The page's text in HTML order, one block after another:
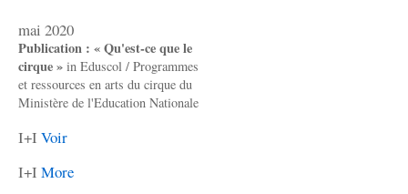
mai 2020
Publication : « Qu'est-ce que le
cirque » in Eduscol / Programmes
et ressources en arts du cirque du
Ministère de l'Education Nationale
I+I Voir
I+I More